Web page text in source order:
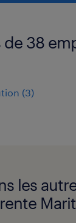
38
(3)
les